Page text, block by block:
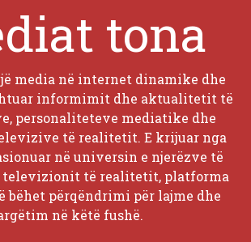
tona
media në internet dinamike dhe
informimit dhe aktualitetit të
personaliteteve mediatike dhe
të realitetit. E krijuar nga
në universin e njerëzve të
televizionit të realitetit, platforma
bëhet përqëndrimi për lajme dhe
në këtë fushë.